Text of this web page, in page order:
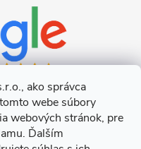
ako správca
webe súbory
webových stránok, pre
Ďalším